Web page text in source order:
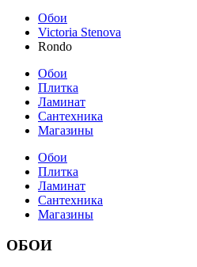
Обои
Victoria Stenova
Rondo
Обои
Плитка
Ламинат
Сантехника
Магазины
Обои
Плитка
Ламинат
Сантехника
Магазины
ОБОИ